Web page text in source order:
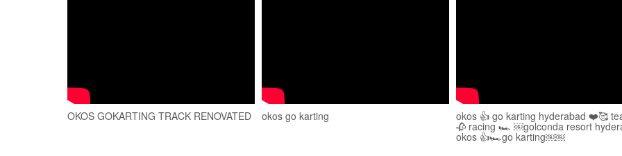
OKOS GOKARTING TRACK RENOVATED okos go karting okos 👍 go karting hyderabad ❤️🥰
🥀 racing 🏎️ ￼golconda resort
okos 👍🏎️go karting￼￼